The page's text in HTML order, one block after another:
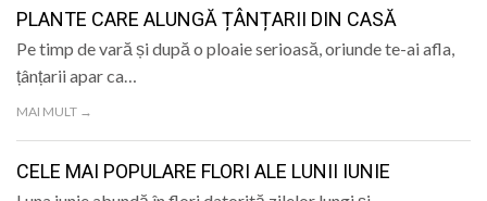
SANATATE
SPORT
POLITIC
PLANTE CARE ALUNGĂ ȚÂNȚARII DIN CASĂ
Pe timp de vară și după o ploaie serioasă, oriunde te-ai afla,
țânțarii apar ca…
MAI MULT →
CELE MAI POPULARE FLORI ALE LUNII IUNIE